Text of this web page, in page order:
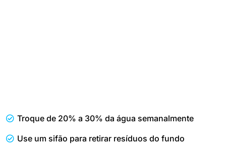
Troque de 20% a 30% da água semanalmente
Use um sifão para retirar resíduos do fundo